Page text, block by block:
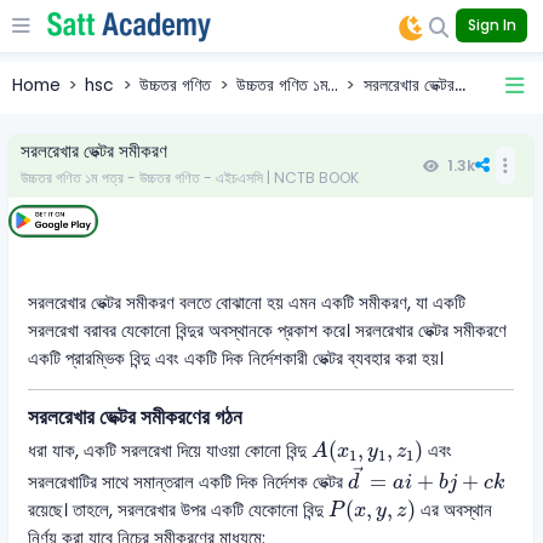
Sign In
Home hsc উচ্চতর গণিত উচ্চতর গণিত ১ম... সরলরেখার ভেক্টর...
সরলরেখার ভেক্টর সমীকরণ
উচ্চতর গণিত ১ম পত্র - উচ্চতর গণিত - এইচএসসি | NCTB BOOK
1.3k
সরলরেখার ভেক্টর সমীকরণ বলতে বোঝানো হয় এমন একটি সমীকরণ, যা একটি
সরলরেখা বরাবর যেকোনো বিন্দুর অবস্থানকে প্রকাশ করে। সরলরেখার ভেক্টর সমীকরণে
একটি প্রারম্ভিক বিন্দু এবং একটি দিক নির্দেশকারী ভেক্টর ব্যবহার করা হয়।
সরলরেখার ভেক্টর সমীকরণের গঠন
ধরা যাক, একটি সরলরেখা দিয়ে যাওয়া কোনো বিন্দুA(x1 , y1 , z1 )
A(x1 y1, )
এবং
সরলরেখাটির সাথে সমান্তরাল একটি দিক নির্দেশক ভেক্টর →
d = ai + bj + ck
d→=ai+bj+
রয়েছে। তাহলে, সরলরেখার উপর একটি যেকোনো বিন্দুP(x, y, z)
P(x, y,z )
এর অবস্থান
নির্ণয় করা যাবে নিচের সমীকরণের মাধ্যমে: